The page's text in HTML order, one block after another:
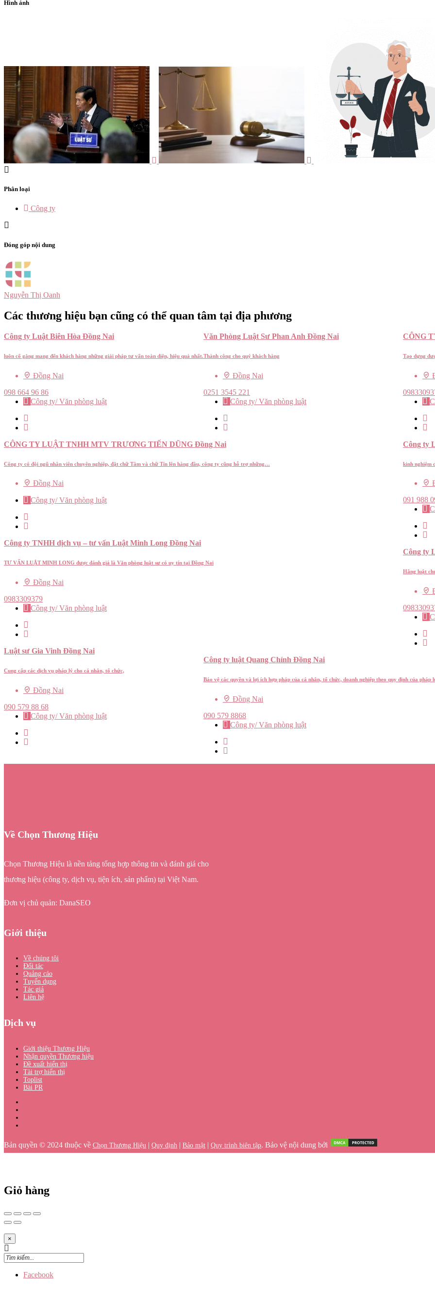
Hình ảnh
Phân loại
Công ty
Đóng góp nội dung
Nguyễn Thị Oanh
Các thương hiệu bạn cũng có thể quan tâm tại địa phương
Công ty Luật Biên Hòa Đồng Nai
luôn cố gắng mang đến khách hàng những giải pháp tư vấn toàn diện, hiệu quả nhất.
Đồng Nai
098 664 96 86
Công ty/ Văn phòng luật
Văn Phòng Luật Sư Phan Anh Đồng Nai
Thành công cho quý khách hàng
Đồng Nai
0251 3545 221
Công ty/ Văn phòng luật
CÔNG TY LUẬT TNHH MTV TRƯƠNG TIẾN DŨNG Đồng Nai
Công ty có đội ngũ nhân viên chuyên nghiệp, đặt chữ Tâm và chữ Tín lên hàng đầu, công ty cũng hỗ trợ những…
Đồng Nai
Công ty/ Văn phòng luật
CÔNG
Tạo dựng
Công ty
kinh nghiệm
091 988
Công ty TNHH dịch vụ – tư vấn Luật Minh Long Đồng Nai
TƯ VẤN LUẬT MINH LONG được đánh giá là Văn phòng luật sư có uy tín tại Đồng Nai
Đồng Nai
0983309379
Công ty/ Văn phòng luật
Công ty
Hãng luật
Luật sư Gia Vinh Đồng Nai
Cung cấp các dịch vụ pháp lý cho cá nhân, tổ chức,
Đồng Nai
090 579 88 68
Công ty/ Văn phòng luật
Công ty luật Quang Chính Đồng Nai
Bảo vệ các quyền và lợi ích hợp pháp của cá nhân, tổ chức, doanh nghiệp theo quy định của pháp
Đồng Nai
090 579 8868
Công ty/ Văn phòng luật
Về Chọn Thương Hiệu
Chọn Thương Hiệu là nền tảng tổng hợp thông tin và đánh giá cho
thương hiệu (công ty, dịch vụ, tiện ích, sản phẩm) tại Việt Nam.
Đơn vị chủ quản: DanaSEO
Giới thiệu
Về chúng tôi
Đối tác
Quảng cáo
Tuyển dụng
Tác giả
Liên hệ
Dịch vụ
Giới thiệu Thương Hiệu
Nhận quyền Thương hiệu
Đề xuất hiển thị
Tài trợ hiển thị
Toplist
Bài PR
Bản quyền © 2024 thuộc về Chọn Thương Hiệu | Quy định | Bảo mật | Quy trình biên tập. Bảo vệ nội dung bởi
Giỏ hàng
×
Facebook